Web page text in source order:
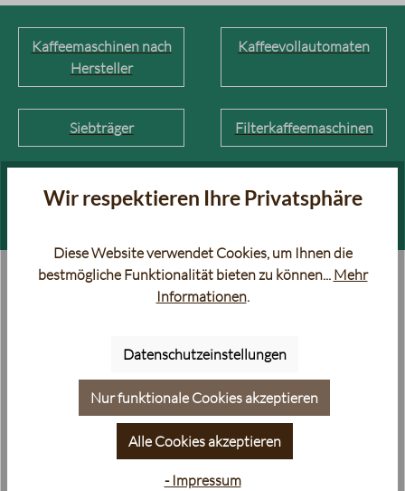
Kaffeemaschinen nach
Hersteller
Kaffeevollautomaten
Siebträger Filterkaffeemaschinen
Welche Moccamaster
passt zu mir?
Kaffeemaschinen-Guide
Wir respektieren Ihre Privatsphäre
Diese Website verwendet Cookies, um Ihnen die
bestmögliche Funktionalität bieten zu können... Mehr
Informationen.
Datenschutzeinstellungen
Nur funktionale Cookies akzeptieren
Alle Cookies akzeptieren
- Impressum